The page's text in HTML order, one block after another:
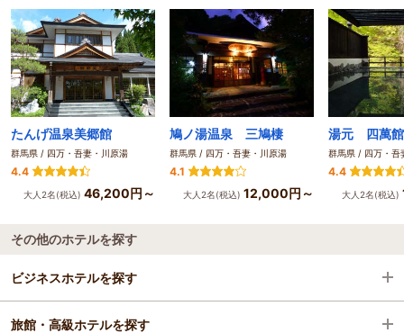
たんげ温泉美郷館
群馬県 / 四万・吾妻・川原湯
4.4
大人2名(税込) 46,200円～
鳩ノ湯温泉 三鳩棲
群馬県 / 四万・吾妻・川原湯
4.1
大人2名(税込) 12,000円～
湯元 四萬館
群馬県 / 四万・吾
4.4
大人2名(税込)
その他のホテルを探す
ビジネスホテルを探す
群馬県
旅館・高級ホテルを探す